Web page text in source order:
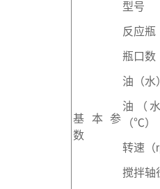
基 本 参
数
型号
反应瓶
瓶口数
油（水
油（
（℃）
转速（
搅拌轴